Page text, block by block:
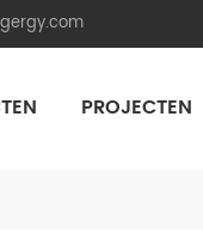
PROJECTEN